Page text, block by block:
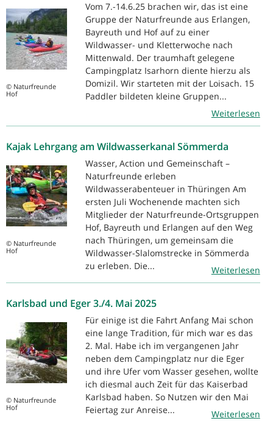
© Naturfreunde
Hof
Vom 7.-14.6.25 brachen wir, das ist eine
Gruppe der Naturfreunde aus Erlangen,
Bayreuth und Hof auf zu einer
Wildwasser- und Kletterwoche nach
Mittenwald. Der traumhaft gelegene
Campingplatz Isarhorn diente hierzu als
Domizil. Wir starteten mit der Loisach. 15
Paddler bildeten kleine Gruppen...
Weiterlesen
Kajak Lehrgang am Wildwasserkanal Sömmerda
© Naturfreunde
Hof
Wasser, Action und Gemeinschaft –
Naturfreunde erleben
Wildwasserabenteuer in Thüringen Am
ersten Juli Wochenende machten sich
Mitglieder der Naturfreunde-Ortsgruppen
Hof, Bayreuth und Erlangen auf den Weg
nach Thüringen, um gemeinsam die
Wildwasser-Slalomstrecke in Sömmerda
zu erleben. Die...
Weiterlesen
Karlsbad und Eger 3./4. Mai 2025
© Naturfreunde
Hof
Für einige ist die Fahrt Anfang Mai schon
eine lange Tradition, für mich war es das
2. Mal. Habe ich im vergangenen Jahr
neben dem Campingplatz nur die Eger
und ihre Ufer vom Wasser gesehen, wollte
ich diesmal auch Zeit für das Kaiserbad
Karlsbad haben. So Nutzen wir den Mai
Feiertag zur Anreise...
Weiterlesen